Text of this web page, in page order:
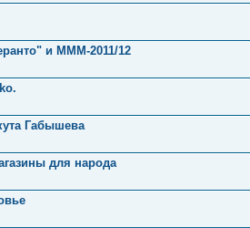
и MMM-2011/12
Габышева
для народа